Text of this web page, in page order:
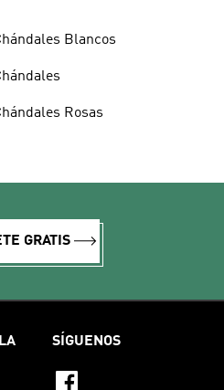
Blancos
Rosas
GRATIS
SÍGUENOS